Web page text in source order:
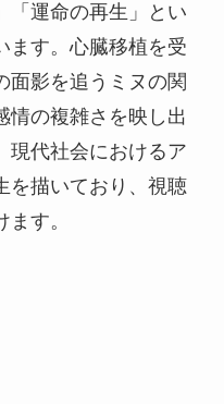
「運命の再生」とい
ます。心臓移植を受
面影を追うミヌの関
情の複雑さを映し出
現代社会におけるア
を描いており、視聴
す。